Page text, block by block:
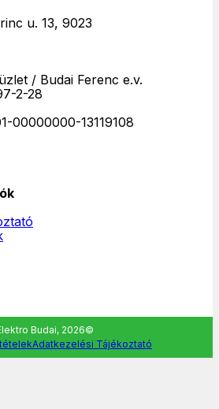
u. 13, 9023
/ Budai Ferenc e.v.
2-28
00000000-13119108
Budai, 2026©
Adatkezelési Tájékoztató